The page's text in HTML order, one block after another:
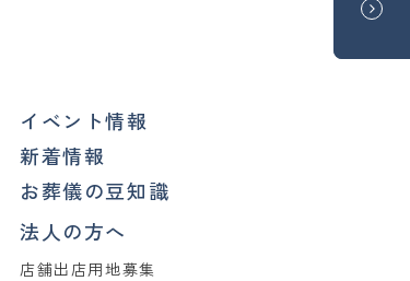
イベント情報
新着情報
お葬儀の豆知識
法人の方へ
店舗出店用地募集